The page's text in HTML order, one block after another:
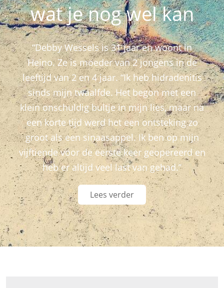
wat je nog wel kan
“Debby Wessels is 31 jaar en woont in
Heino. Ze is moeder van 2 jongens in de
leeftijd van 2 en 4 jaar. “Ik heb hidradenitis
sinds mijn twaalfde. Het begon met een
klein onschuldig bultje in mijn lies, maar na
een korte tijd werd het een ontsteking zo
groot als een sinaasappel. Ik ben op mijn
vijftiende voor de eerste keer geopereerd en
heb er altijd veel last van gehad.”
Lees verder